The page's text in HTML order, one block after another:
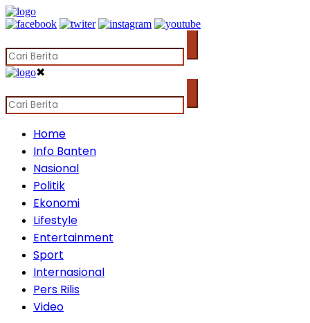
✖
Home
Info Banten
Nasional
Politik
Ekonomi
Lifestyle
Entertainment
Sport
Internasional
Pers Rilis
Video